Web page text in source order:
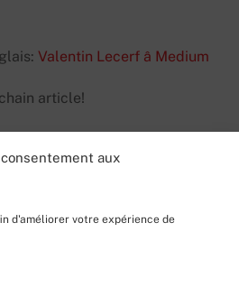
aux
d'améliorer votre expérience de
Valentin Lecerf â Medium
article!